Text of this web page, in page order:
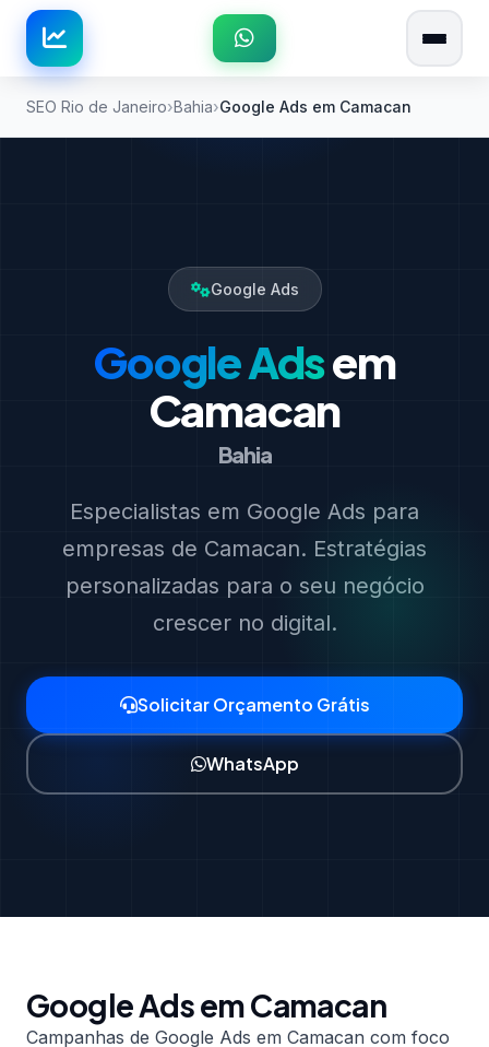
SEO Rio de Janeiro Bahia Google Ads em Camacan
Google Ads
Google Adsem
Camacan
Bahia
Especialistas em Google Ads para
empresas de Camacan. Estratégias
personalizadas para o seu negócio
crescer no digital.
Solicitar Orçamento Grátis
WhatsApp
Google Ads em Camacan
Campanhas de Google Ads em Camacan com foco